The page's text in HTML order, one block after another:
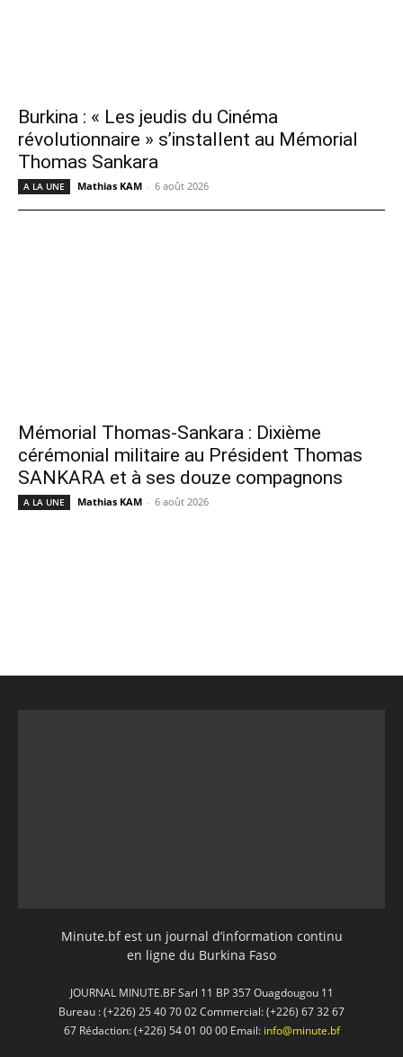
Burkina : « Les jeudis du Cinéma
révolutionnaire » s’installent au Mémorial
Thomas Sankara
A LA UNE Mathias KAM - 6 août 2026
Mémorial Thomas-Sankara : Dixième
cérémonial militaire au Président Thomas
SANKARA et à ses douze compagnons
A LA UNE Mathias KAM - 6 août 2026
Minute.bf est un journal d’information continu
en ligne du Burkina Faso
JOURNAL MINUTE.BF Sarl 11 BP 357 Ouagdougou 11
Bureau : (+226) 25 40 70 02 Commercial: (+226) 67 32 67
67 Rédaction: (+226) 54 01 00 00 Email: info@minute.bf